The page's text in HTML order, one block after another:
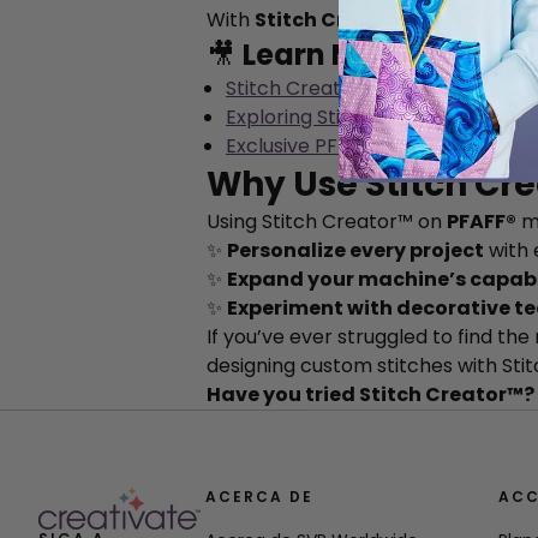
With Stitch Creator™, you don’t
🎥 Learn More:
Stitch Creator™ - YouTube
Exploring Stitch Creator -
Exclusive PFAFF® Stitch
Why Use Stitch
Using Stitch Creator™ on PFAFF®
✨ Personalize every project with
✨ Expand your machine’s
✨ Experiment with decorative
If you’ve ever struggled to find
designing custom stitches with
Have you tried Stitch
ACERCA DE